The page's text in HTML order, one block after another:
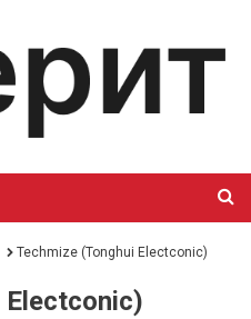
Techmize (Tonghui Electconic)
Electconic)